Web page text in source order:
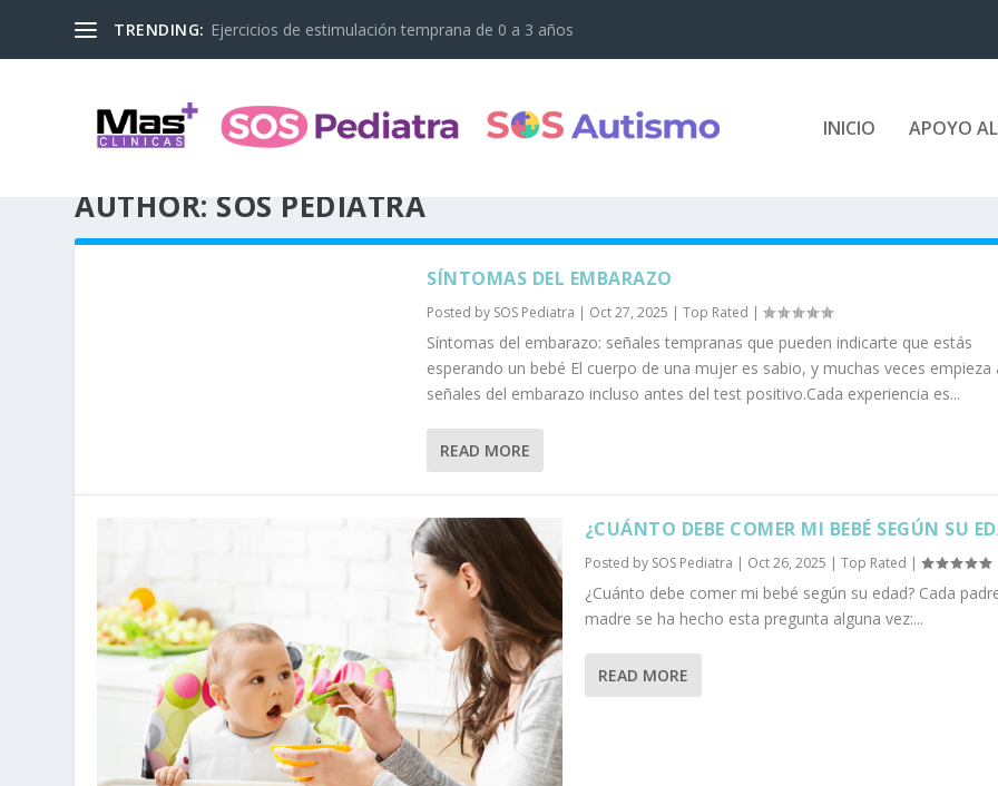
TRENDING: Ejercicios de estimulación temprana de 0 a 3 años
INICIO APOYO
AUTHOR: SOS PEDIATRA
SÍNTOMAS DEL EMBARAZO
Posted by SOS Pediatra | Oct 27, 2025 |Top Rated |
Síntomas del embarazo: señales tempranas que pueden indicarte que estás
esperando un bebé El cuerpo de una mujer es sabio, y muchas veces empieza
señales del embarazo incluso antes del test positivo.Cada experiencia es...
READ MORE
¿CUÁNTO DEBE COMER MI BEBÉ SEGÚN SU
Posted by SOS Pediatra | Oct 26, 2025 | Top Rated |
¿Cuánto debe comer mi bebé según su edad? Cada
madre se ha hecho esta pregunta alguna vez:...
READ MORE